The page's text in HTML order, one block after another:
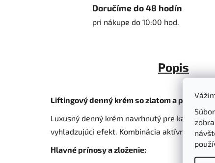
Doručíme do 48 hodín
pri nákupe do 10:00 hod.
Popis
Liftingový denný krém so zlatom a platinou
Luxusný denný krém navrhnutý pre
vyhladzujúci efekt. Kombinácia aktívnych
Hlavné prínosy a zloženie: